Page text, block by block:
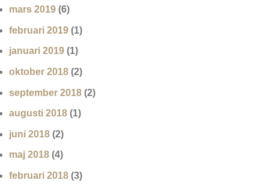
mars 2019 (6)
februari 2019 (1)
januari 2019 (1)
oktober 2018 (2)
september 2018 (2)
augusti 2018 (1)
juni 2018 (2)
maj 2018 (4)
februari 2018 (3)